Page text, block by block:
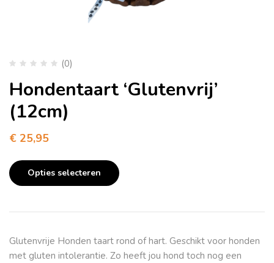
(0)
Hondentaart ‘Glutenvrij’
(12cm)
€ 25,95
Opties selecteren
Glutenvrije Honden taart rond of hart. Geschikt voor honden
met gluten intolerantie. Zo heeft jou hond toch nog een